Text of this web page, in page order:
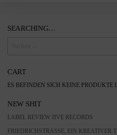
SEARCHING…
CART
ES BEFINDEN SICH KEINE PRODUKTE
NEW SHIT
LABEL REVIEW JIVE RECORDS
FRIEDRICHSTRASSE, EIN KREATIVER